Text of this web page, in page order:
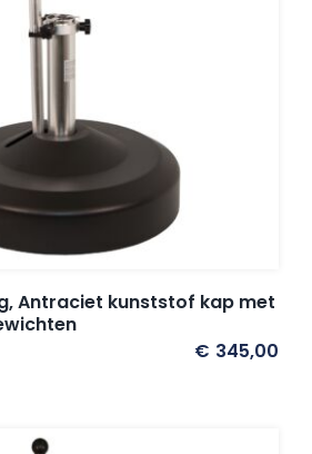
Sampleboeken
parasoldoeken
Antraciet kunststof kap met
€ 345,00